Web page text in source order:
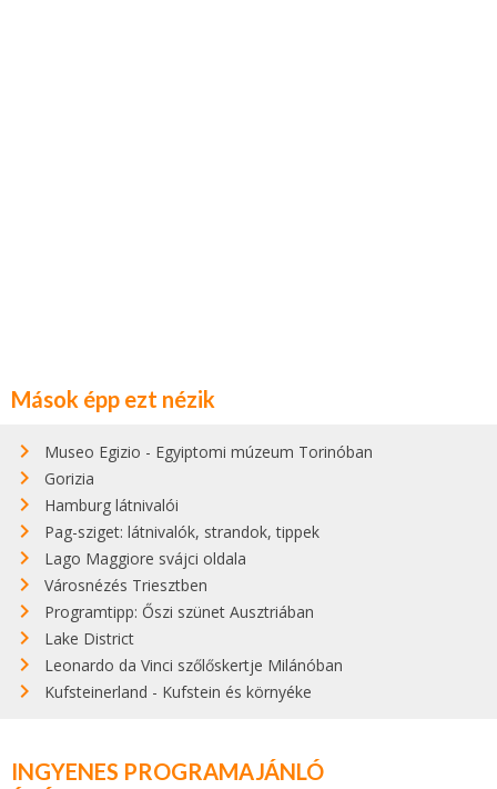
Mások épp ezt nézik
Museo Egizio - Egyiptomi múzeum Torinóban
Gorizia
Hamburg látnivalói
Pag-sziget: látnivalók, strandok, tippek
Lago Maggiore svájci oldala
Városnézés Triesztben
Programtipp: Őszi szünet Ausztriában
Lake District
Leonardo da Vinci szőlőskertje Milánóban
Kufsteinerland - Kufstein és környéke
INGYENES PROGRAMAJÁNLÓ